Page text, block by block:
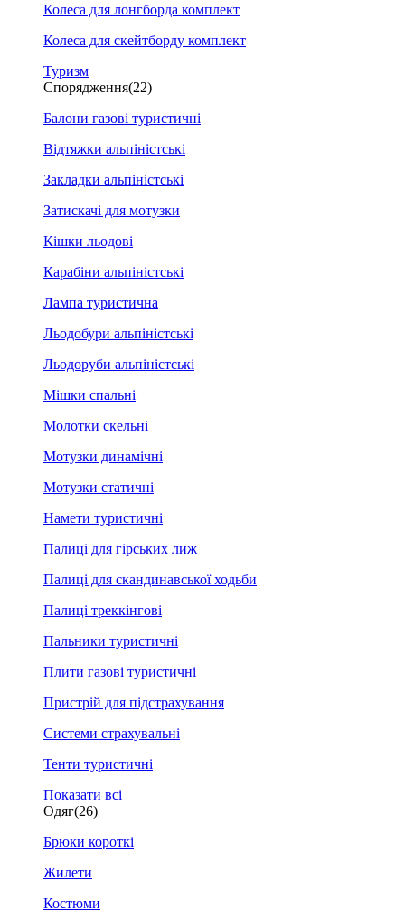
Колеса для лонгборда комплект
Колеса для скейтборду комплект
Туризм
Спорядження(22)
Балони газові туристичні
Відтяжки альпіністські
Закладки альпіністські
Затискачі для мотузки
Кішки льодові
Карабіни альпіністські
Лампа туристична
Льодобури альпіністські
Льодоруби альпіністські
Мішки спальні
Молотки скельні
Мотузки динамічні
Мотузки статичні
Намети туристичні
Палиці для гірських лиж
Палиці для скандинавської ходьби
Палиці треккінгові
Пальники туристичні
Плити газові туристичні
Пристрій для підстрахування
Системи страхувальні
Тенти туристичні
Показати всі
Одяг(26)
Брюки короткі
Жилети
Костюми